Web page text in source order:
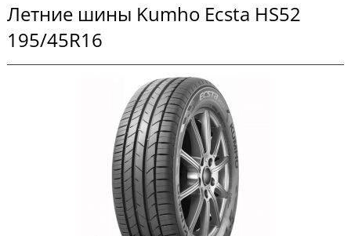
Летние шины Kumho Ecsta HS52
195/45R16